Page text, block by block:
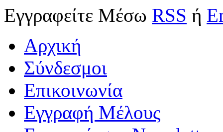
Εγγραφείτε Μέσω RSS ή
Αρχική
Σύνδεσμοι
Επικοινωνία
Εγγραφή Μέλους